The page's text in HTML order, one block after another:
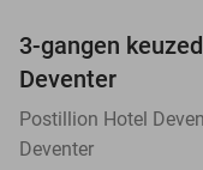
3-gangen
Deventer
Postillion Hotel
Deventer